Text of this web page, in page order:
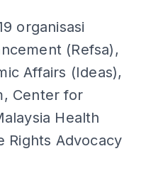
organisasi
(Refsa),
Affairs (Ideas),
Center for
Health
Rights Advocacy